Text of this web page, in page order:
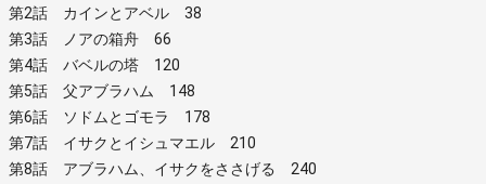
第2話 カインとアベル 38
第3話 ノアの箱舟 66
第4話 バベルの塔 120
第5話 父アブラハム 148
第6話 ソドムとゴモラ 178
第7話 イサクとイシュマエル 210
第8話 アブラハム、イサクをささげる 240